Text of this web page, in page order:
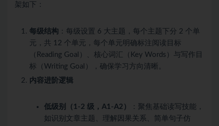
架如下：
每级结构 ：每级设置 6 大主题，每个主题下分 2 个单
元，共 12 个单元，每个单元明确标注阅读目标
（Reading Goal）、核心词汇（Key Words）与写作目
标（Writing Goal），确保学习方向清晰。
内容进阶逻辑
低级别（1-2 级，A1-A2）
：聚焦基础读写技能，
如识别文章主题、理解因果关系、简单句子仿